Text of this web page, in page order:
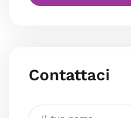
Contattaci